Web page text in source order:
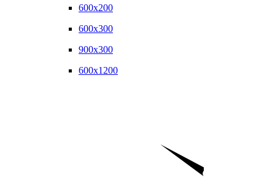
600x200
600x300
900x300
600x1200